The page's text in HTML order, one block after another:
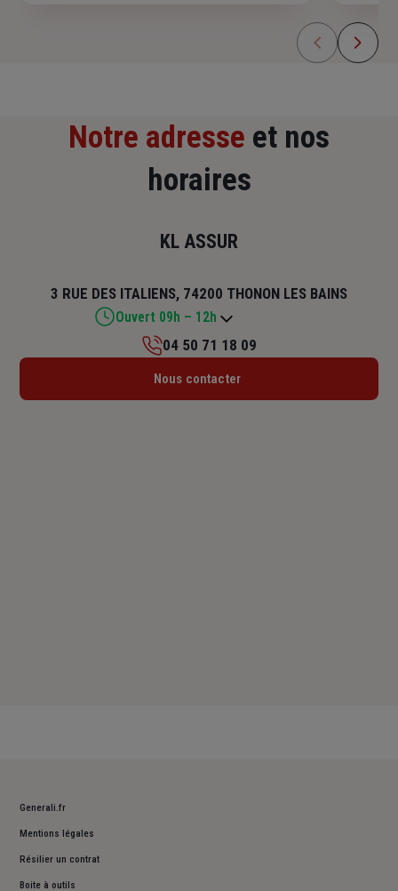
Notre adresse et nos
horaires
KL ASSUR
3 RUE DES ITALIENS, 74200 THONON LES BAINS
Ouvert 09h – 12h
Lundi : 14h – 18h
04 50 71 18 09
Nous contacter
Generali.fr
Mentions légales
Résilier un contrat
Boite à outils